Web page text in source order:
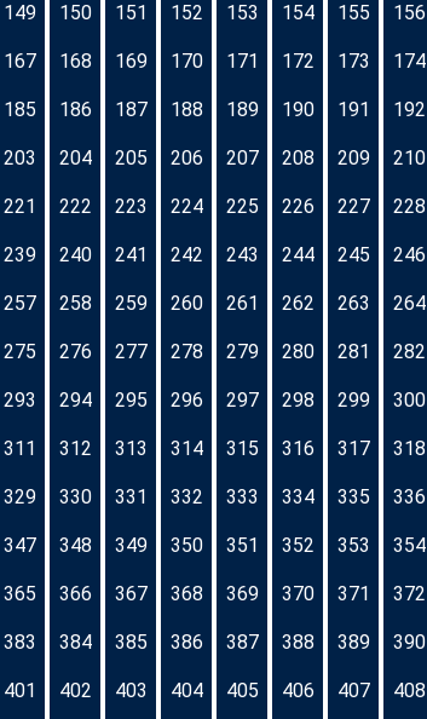
149 150 151 152 153 154 155 156
167 168 169 170 171 172 173 174
185 186 187 188 189 190 191 192
203 204 205 206 207 208 209 210
221 222 223 224 225 226 227 228
239 240 241 242 243 244 245 246
257 258 259 260 261 262 263 264
275 276 277 278 279 280 281 282
293 294 295 296 297 298 299 300
311 312 313 314 315 316 317 318
329 330 331 332 333 334 335 336
347 348 349 350 351 352 353 354
365 366 367 368 369 370 371 372
383 384 385 386 387 388 389 390
401 402 403 404 405 406 407 408